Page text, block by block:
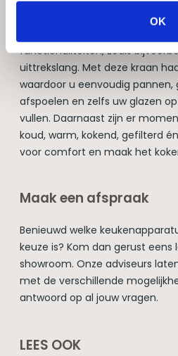
OK
van design een flinke
functionaliteiten, zoals
uittrekslang. Met deze kraan
waardoor u eenvoudig
afspoelen en zelfs uw glazen
vullen. Daarnaast zijn er
koud, warm, kokend, gefilterd
voor comfort en maak het
Maak een afspraak
Benieuwd welke
keuze is? Kom dan gerust eens
showroom. Onze adviseurs
met de verschillende
antwoord op al jouw vragen.
LEES OOK